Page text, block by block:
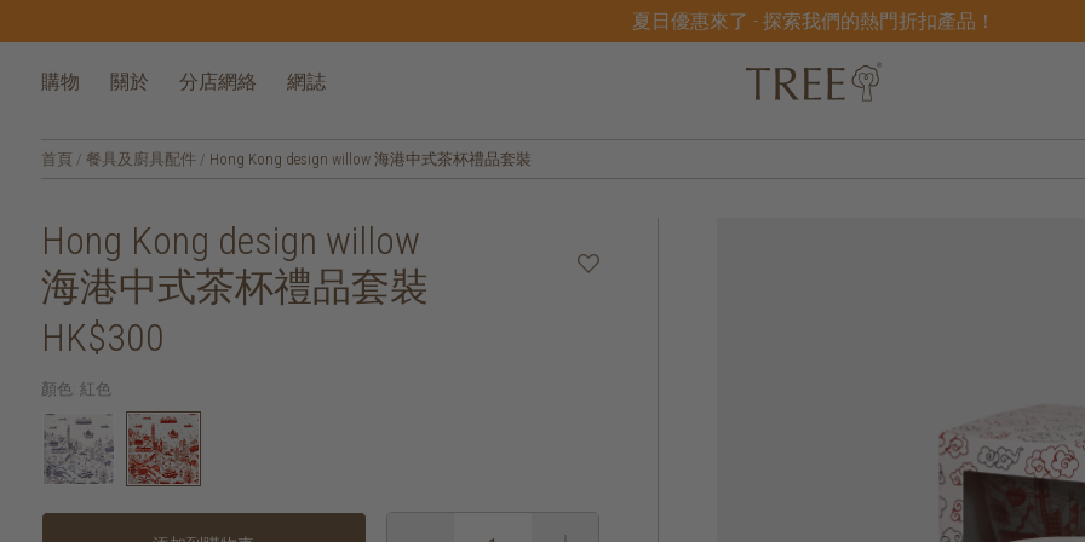
夏日優惠來了 - 探索我們的熱門折扣產品！
購物 關於 分店網絡 網誌
首頁 / 餐具及廚具配件 / Hong Kong design willow 海港中式茶杯禮品套裝
Hong Kong design willow
海港中式茶杯禮品套裝
HK$300
顏色: 紅色